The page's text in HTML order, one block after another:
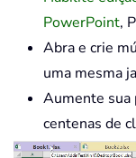
PowerPoint,
Abra e crie
uma mesma
Aumente sua
centenas de